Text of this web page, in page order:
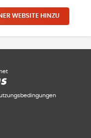
WEBSITE HINZU